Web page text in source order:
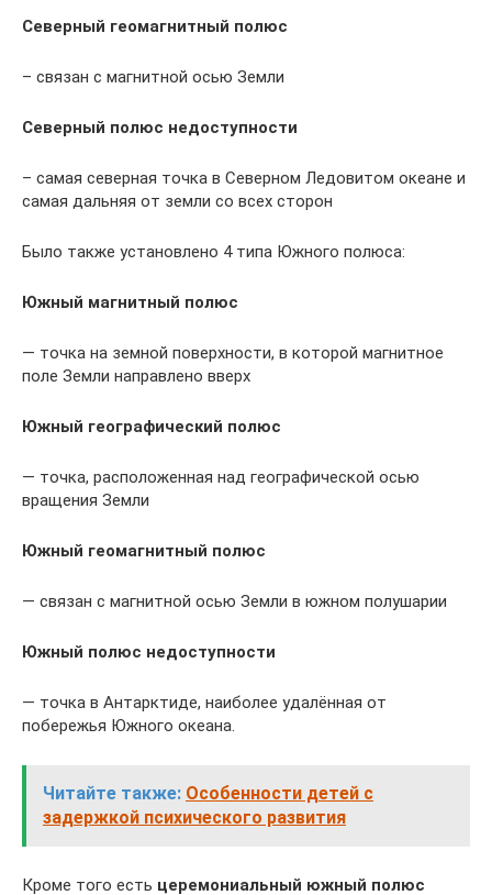
Северный геомагнитный полюс
– связан с магнитной осью Земли
Северный полюс недоступности
– самая северная точка в Cеверном Ледовитом океане и
самая дальняя от земли со всех сторон
Было также установлено 4 типа Южного полюса:
Южный магнитный полюс
— точка на земной поверхности, в которой магнитное
поле Земли направлено вверх
Южный географический полюс
— точка, расположенная над географической осью
вращения Земли
Южный геомагнитный полюс
— связан с магнитной осью Земли в южном полушарии
Южный полюс недоступности
— точка в Антарктиде, наиболее удалённая от
побережья Южного океана.
Читайте также: Особенности детей с
задержкой психического развития
Кроме того есть церемониальный южный полюс